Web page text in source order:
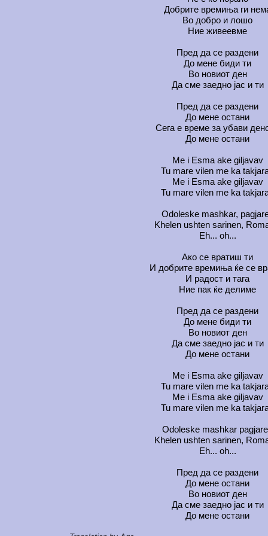
Добрите времиња ги
Во добро и лошо
Ние живеевме
Пред да се раздени
До мене биди ти
Во новиот ден
Да сме заедно јас и ти
Пред да се раздени
До мене остани
Сега е време за убави
До мене остани
Me i Esma ake giljavav
Tu mare vilen me ka
Me i Esma ake giljavav
Tu mare vilen me ka
Odoleske mashkar,
Khelen ushten sarinen,
Eh... oh...
Ако се вратиш ти
И добрите времиња ќе се
И радост и тага
Ние пак ќе делиме
Пред да се раздени
До мене биди ти
Во новиот ден
Да сме заедно јас и ти
До мене остани
Me i Esma ake giljavav
Tu mare vilen me ka
Me i Esma ake giljavav
Tu mare vilen me ka
Odoleske mashkar
Khelen ushten sarinen,
Eh... oh...
Пред да се раздени
До мене остани
Во новиот ден
Да сме заедно јас и ти
До мене остани